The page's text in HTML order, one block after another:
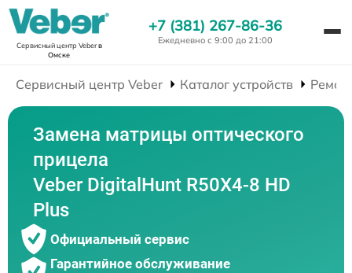
Сервисный центр Veberв
Омске
+7 (381) 267-86-36
Ежедневно с 9:00 до 21:00
Сервисный центр Veber Каталог устройств
Замена матрицы оптического
прицела
Veber DigitalHunt R50X4-8 HD
Plus
Официальный сервис
Гарантийное обслуживание